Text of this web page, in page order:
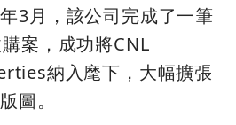
3月，該公司完成了一筆
案，成功將CNL
納入麾下，大幅擴張
圖。